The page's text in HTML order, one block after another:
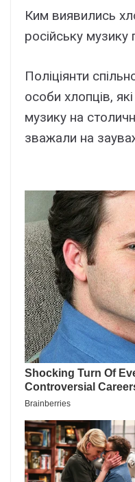
Ким виявились
роcійську музику
Поліціянти
особи хлопців,
музику на
зважали на